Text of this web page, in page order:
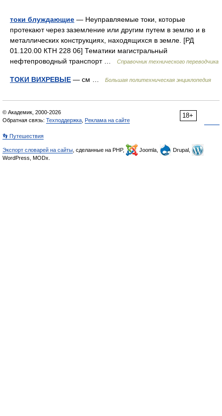
токи блуждающие — Неуправляемые токи, которые
протекают через заземление или другим путем в землю и в
металлических конструкциях, находящихся в земле. [РД
01.120.00 КТН 228 06] Тематики магистральный
нефтепроводный транспорт …
Справочник технического переводчика
ТОКИ ВИХРЕВЫЕ — см … Большая политехническая энциклопедия
18+
© Академик, 2000-2026
Обратная связь: Техподдержка Реклама на сайте
👣 Путешествия
Экспорт словарей на сайты , сделанные на PHP, Joomla,
Drupal,
WordPress, MODx.